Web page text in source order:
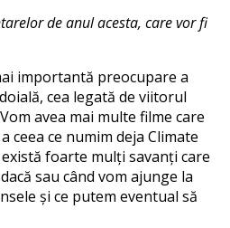
de anul acesta, care vor fi
importantă preocupare a
cea legată de viitorul
avea mai multe filme care
ceea ce numim deja Climate
foarte mulţi savanţi care
sau când vom ajunge la
şi ce putem eventual să